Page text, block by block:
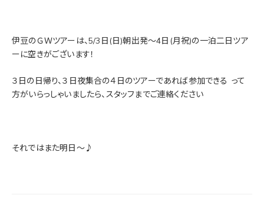
伊豆のＧＷツアーは、5/3日(日)朝出発～4日(月祝)の一泊二日ツア
ーに空きがございます！
３日の日帰り、３日夜集合の４日のツアーであれば参加できる って
方がいらっしゃいましたら、スタッフまでご連絡ください
それではまた明日～♪